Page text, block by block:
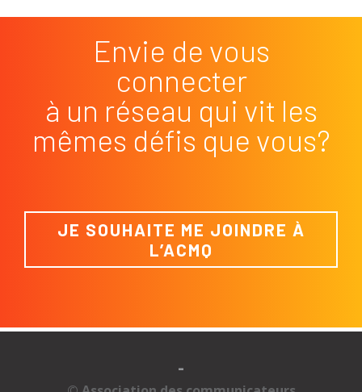
Envie de vous
connecter
à un réseau qui vit les
mêmes défis que vous?
JE SOUHAITE ME JOINDRE À
L’ACMQ
-